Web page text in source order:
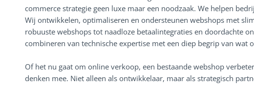
commerce strategie geen luxe maar een noodzaak. We helpen
Wij ontwikkelen, optimaliseren en ondersteunen webshops met
robuuste webshops tot naadloze betaalintegraties en doordachte
combineren van technische expertise met een diep begrip van wat
Of het nu gaat om online verkoop, een bestaande webshop
denken mee. Niet alleen als ontwikkelaar, maar als strategisch